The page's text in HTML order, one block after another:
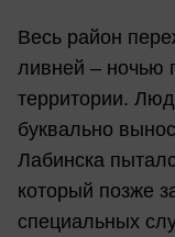
Весь район
ливней – ночью
территории.
буквально
Лабинска
который позже
специальных